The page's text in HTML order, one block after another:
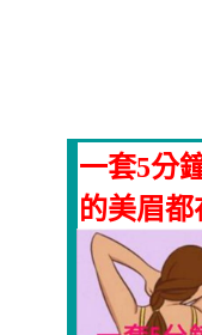
一套5分
的美眉都